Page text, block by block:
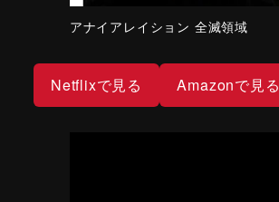
アナイアレイション 全滅領域
Netflixで見る Amazonで見る